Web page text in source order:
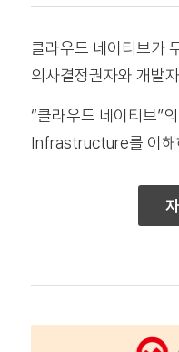
클라우드 네이티브가
의사결정권자와 개발
“클라우드 네이티브”
Infrastructure를 이해